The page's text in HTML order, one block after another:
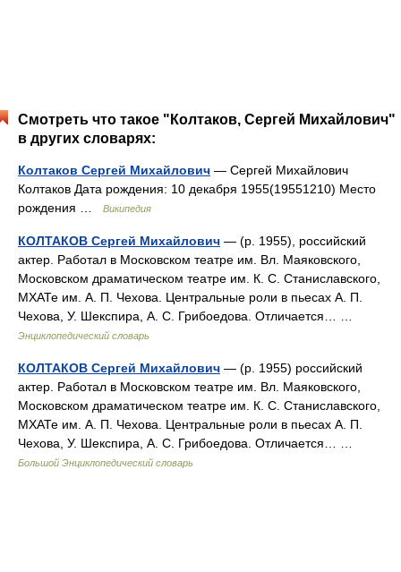
Смотреть что такое "Колтаков, Сергей Михайлович"
в других словарях:
Колтаков Сергей Михайлович — Сергей Михайлович
Колтаков Дата рождения: 10 декабря 1955(19551210) Место
рождения …
Википедия
КОЛТАКОВ Сергей Михайлович — (р. 1955), российский
актер. Работал в Московском театре им. Вл. Маяковского,
Московском драматическом театре им. К. С. Станиславского,
МХАТе им. А. П. Чехова. Центральные роли в пьесах А. П.
Чехова, У. Шекспира, А. С. Грибоедова. Отличается… …
Энциклопедический словарь
КОЛТАКОВ Сергей Михайлович — (р. 1955) российский
актер. Работал в Московском театре им. Вл. Маяковского,
Московском драматическом театре им. К. С. Станиславского,
МХАТе им. А. П. Чехова. Центральные роли в пьесах А. П.
Чехова, У. Шекспира, А. С. Грибоедова. Отличается… …
Большой Энциклопедический словарь